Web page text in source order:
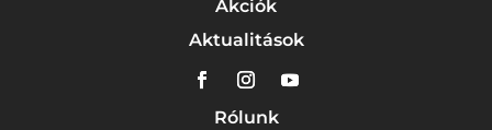
Akciók
Aktualitások
Rólunk